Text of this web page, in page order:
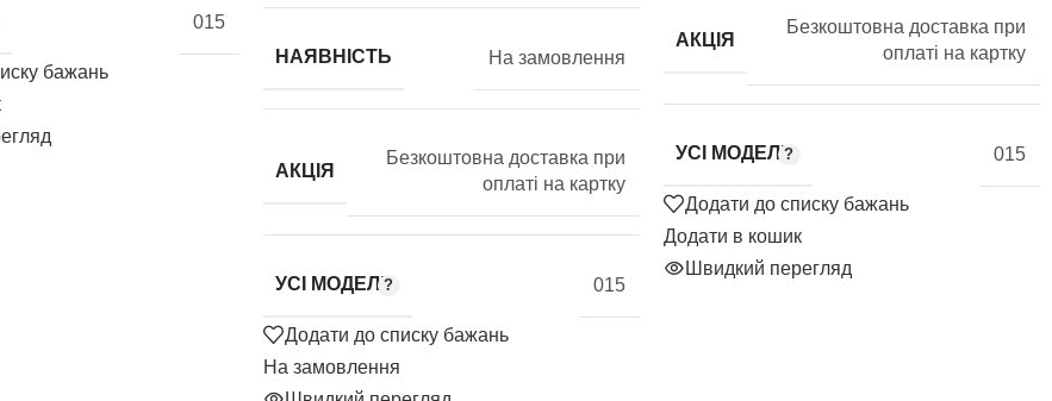
015
бажань
НАЯВНІСТЬ На замовлення
АКЦІЯ
Безкоштовна доставка при
оплаті на картку
УСІ МОДЕЛІ 015
Додати до списку бажань
На замовлення
АКЦІЯ
Безкоштовна доставка при
оплаті на картку
УСІ МОДЕЛІ 015
Додати до списку бажань
Додати в кошик
Швидкий перегляд